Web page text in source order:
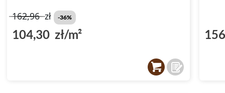
162,96zł -36%
104,30 zł/m²